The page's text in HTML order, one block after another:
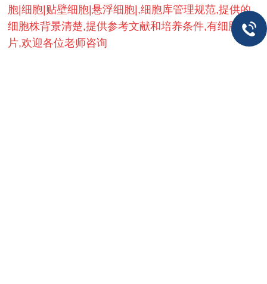
胞|细胞|贴壁细胞|悬浮细胞|,细胞库管理规范,提供的
细胞株背景清楚,提供参考文献和培养条件,有细胞照
片,欢迎各位老师咨询